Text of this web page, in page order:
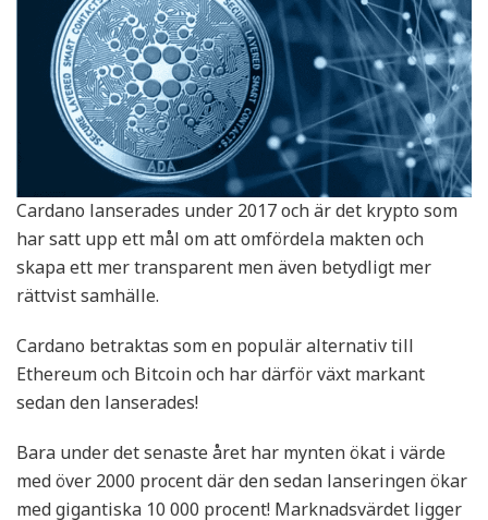
Cardano lanserades under 2017 och är det krypto som
har satt upp ett mål om att omfördela makten och
skapa ett mer transparent men även betydligt mer
rättvist samhälle.
Cardano betraktas som en populär alternativ till
Ethereum och Bitcoin och har därför växt markant
sedan den lanserades!
Bara under det senaste året har mynten ökat i värde
med över 2000 procent där den sedan lanseringen ökar
med gigantiska 10 000 procent! Marknadsvärdet ligger